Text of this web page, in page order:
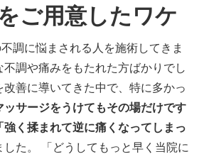
ご用意したワケ
調に悩まされる人を施術してきま
不調や痛みをもたれた方ばかりでし
善に導いてきた中で、特に多かっ
ッサージをうけてもその場だけです
強く揉まれて逆に痛くなってしまっ
した。 「どうしてもっと早く当院に